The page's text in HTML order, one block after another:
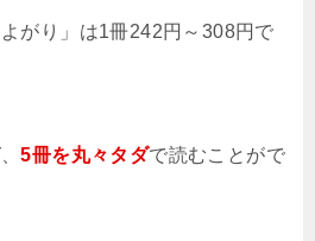
よがり」は1冊242円～308円で
5冊を丸々タダで読むことがで